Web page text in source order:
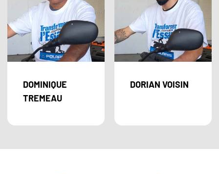
DOMINIQUE
TREMEAU
DORIAN VOISIN